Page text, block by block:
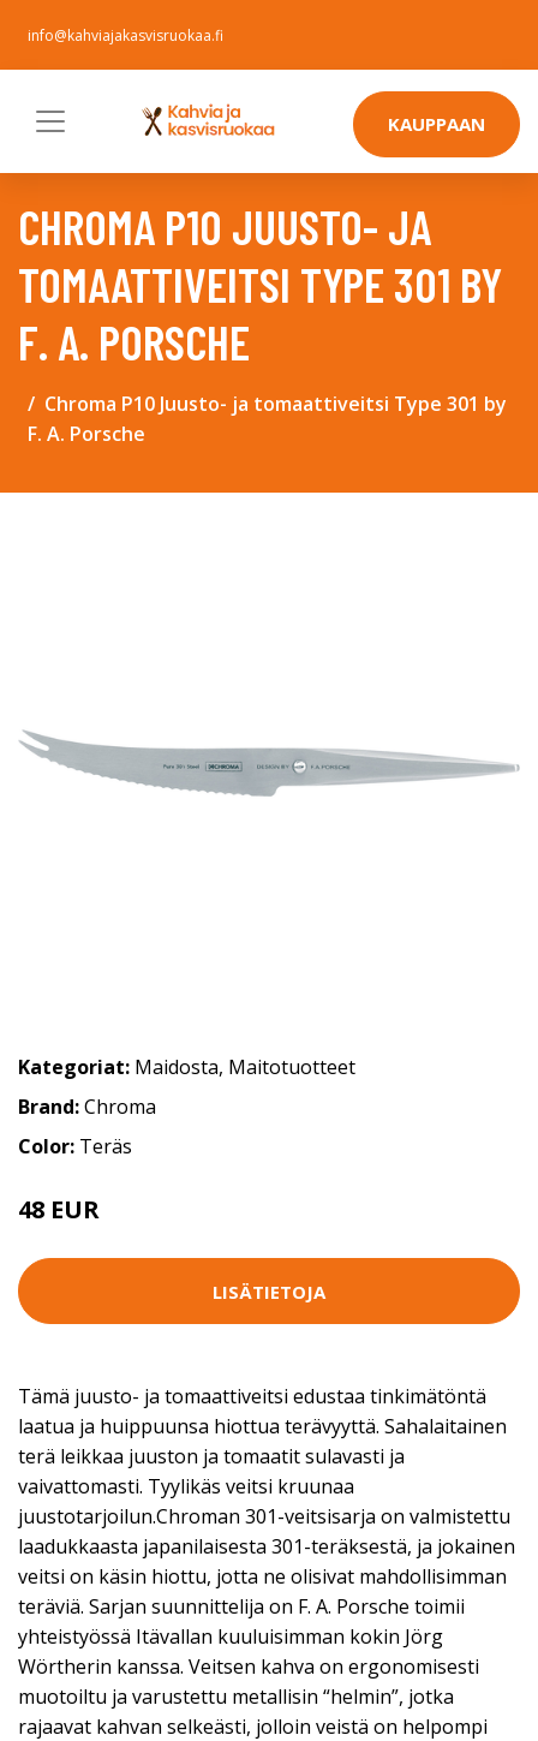
info@kahviajakasvisruokaa.fi
KAUPPAAN
CHROMA P10 JUUSTO- JA
TOMAATTIVEITSI TYPE 301 BY
F. A. PORSCHE
Chroma P10 Juusto- ja tomaattiveitsi Type 301 by
F. A. Porsche
Kategoriat: Maidosta, Maitotuotteet
Brand:Chroma
Color: Teräs
48 EUR
LISÄTIETOJA
Tämä juusto- ja tomaattiveitsi edustaa tinkimätöntä
laatua ja huippuunsa hiottua terävyyttä. Sahalaitainen
terä leikkaa juuston ja tomaatit sulavasti ja
vaivattomasti. Tyylikäs veitsi kruunaa
juustotarjoilun.Chroman 301-veitsisarja on valmistettu
laadukkaasta japanilaisesta 301-teräksestä, ja jokainen
veitsi on käsin hiottu, jotta ne olisivat mahdollisimman
teräviä. Sarjan suunnittelija on F. A. Porsche toimii
yhteistyössä Itävallan kuuluisimman kokin Jörg
Wörtherin kanssa. Veitsen kahva on ergonomisesti
muotoiltu ja varustettu metallisin “helmin”, jotka
rajaavat kahvan selkeästi, jolloin veistä on helpompi